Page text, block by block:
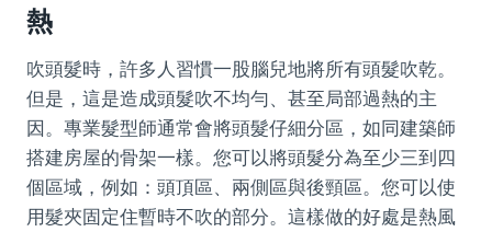
熱
吹頭髮時，許多人習慣一股腦兒地將所有頭髮吹乾。
但是，這是造成頭髮吹不均勻、甚至局部過熱的主
因。專業髮型師通常會將頭髮仔細分區，如同建築師
搭建房屋的骨架一樣。您可以將頭髮分為至少三到四
個區域，例如：頭頂區、兩側區與後頸區。您可以使
用髮夾固定住暫時不吹的部分。這樣做的好處是熱風